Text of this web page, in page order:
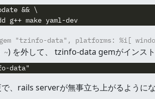
&& \
gem "tzinfo-data", platforms: %i[
~) を外して、 tzinfo-data gemがインスト
、rails serverが無事立ち上がるように